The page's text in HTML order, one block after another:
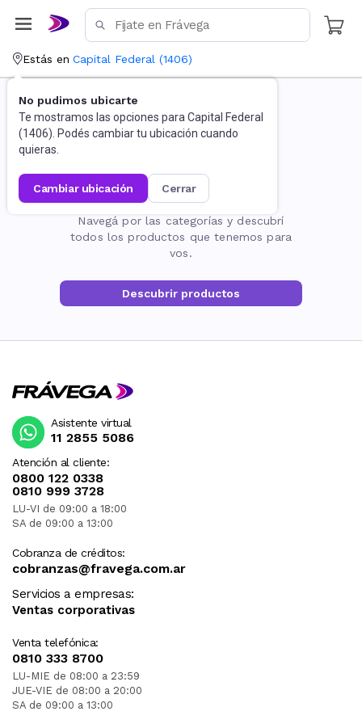
Estás en Capital Federal (1406)
No pudimos ubicarte
Te mostramos las opciones para Capital Federal
(1406). Podés cambiar tu ubicación cuando
quieras.
cambiar ubicación cerrar
La página no existe
Navegá por las categorías y descubrí
todos los productos que tenemos para
vos.
Descubrir productos
Atención al cliente:
0800 122 0338
0810 999 3728
LU-VI de 09:00 a 18:00
SA de 09:00 a 13:00
Cobranza de créditos:
cobranzas@fravega.com.ar
Servicios a empresas:
Ventas corporativas
Venta telefónica:
0810 333 8700
LU-MIE de 08:00 a 23:59
JUE-VIE de 08:00 a 20:00
SA de 09:00 a 13:00
Asistente virtual
11 2855 5086